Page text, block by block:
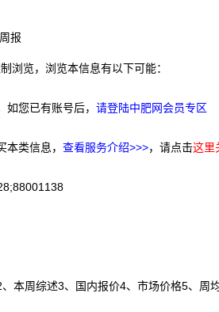
报
浏览，浏览本信息有以下可能：
如您已有账号后， 请登陆中肥网会员专区
类信息， 查看服务介绍>>>，请点击这里
本周综述3、国内报价4、市场价格5、周